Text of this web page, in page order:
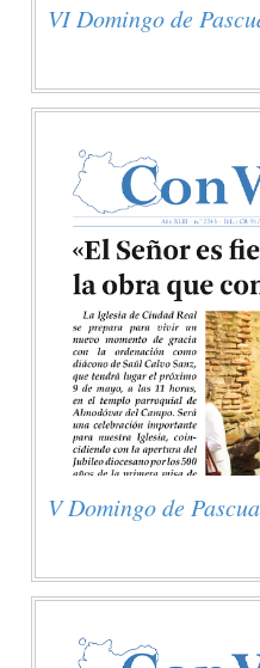
VI Domingo de
V Domingo de